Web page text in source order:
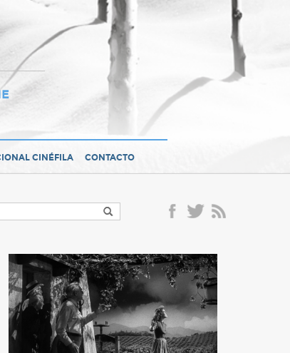
CINÉFILA CONTACTO